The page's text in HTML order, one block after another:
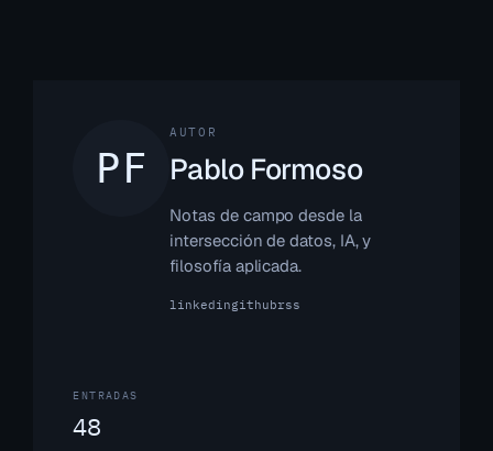
AUTOR
Pablo Formoso
Notas de campo desde la
intersección de datos, IA, y
filosofía aplicada.
linkedingithubrss
ENTRADAS
48